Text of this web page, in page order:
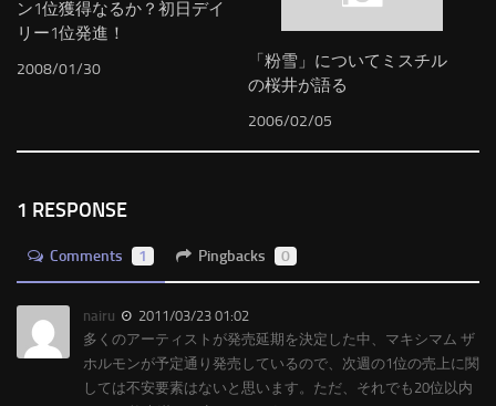
ン1位獲得なるか？初日デイ
リー1位発進！
2008/01/30
「粉雪」についてミスチル
の桜井が語る
2006/02/05
1 RESPONSE
Comments 1 Pingbacks 0
nairu
2011/03/23 01:02
多くのアーティストが発売延期を決定した中、マキシマム ザ
ホルモンが予定通り発売しているので、次週の1位の売上に関
しては不安要素はないと思います。ただ、それでも20位以内